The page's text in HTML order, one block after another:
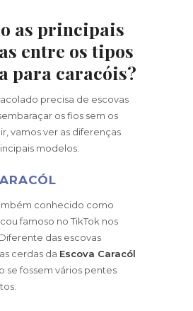
as principais
entre os tipos
para caracóis?
precisa de escovas
os fios sem os
vamos ver as diferenças
modelos.
conhecido como
famoso no TikTok nos
das escovas
cerdas da Escova Caracól
se fossem vários pentes